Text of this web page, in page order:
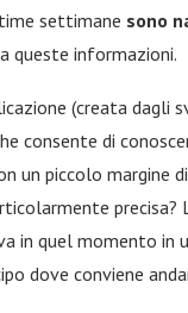
settimane sono
queste informazioni.
(creata dagli
consente di
un piccolo margine
precisa?
in quel momento in
dove conviene